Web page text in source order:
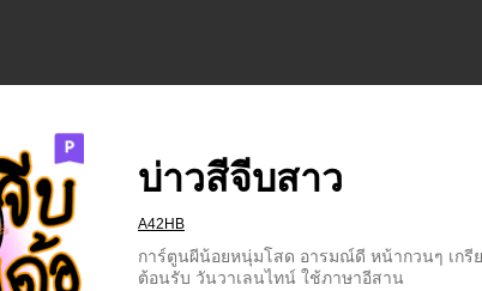
บ่าวสีจีบสาว
A42HB
การ์ตูนผีน้อยหนุ่มโสด อารมณ์ดี หน้ากวนๆ เกรี
ต้อนรับ วันวาเลนไทน์ ใช้ภาษาอีสาน